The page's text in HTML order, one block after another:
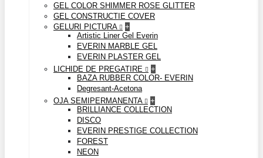
GEL COLOR SHIMMER ROSE GLITTER
GEL CONSTRUCTIE COVER
GELURI PICTURA
+
Artistic Liner Gel Everin
EVERIN MARBLE GEL
EVERIN PLASTER GEL
LICHIDE DE PREGATIRE
+
BAZA RUBBER COLOR- EVERIN
Degresant-Acetona
OJA SEMIPERMANENTA
+
BRILLIANCE COLLECTION
DISCO
EVERIN PRESTIGE COLLECTION
FOREST
NEON